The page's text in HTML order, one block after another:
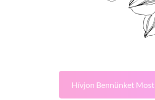
Hívjon Bennünket Most